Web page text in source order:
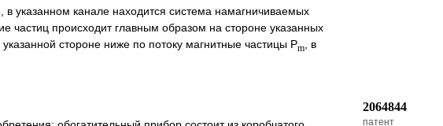
указанном канале находится система намагничиваемых
частиц происходит главным образом на стороне указанных
стороне ниже по потоку магнитные частицы Pm, в
2064844
патент